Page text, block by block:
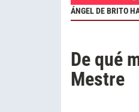
ÁNGEL DE BRITO
De qué
Mestre